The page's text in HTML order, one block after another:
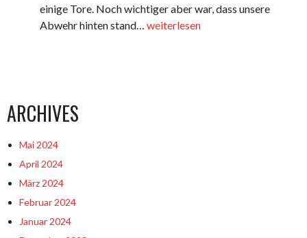
einige Tore. Noch wichtiger aber war, dass unsere
Abwehr hinten stand… F1
weiterlesen
ARCHIVES
Mai 2024
April 2024
März 2024
Februar 2024
Januar 2024